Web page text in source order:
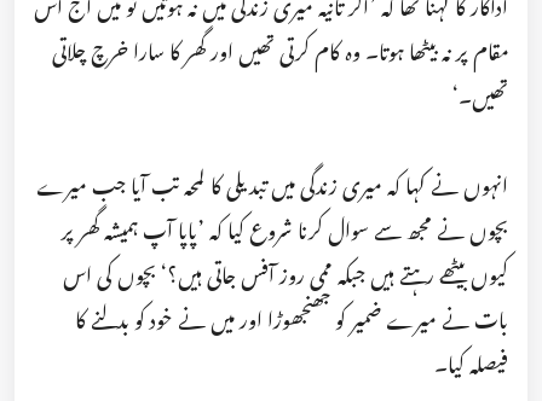
مقام پر نہ بیٹھا ہوتا۔ وہ کام کرتی تھیں اور گھر کا سارا خرچ چلاتی
تھیں۔‘
انہوں نے کہا کہ میری زندگی میں تبدیلی کا لمحہ تب آیا جب میرے
بچوں نے مجھ سے سوال کرنا شروع کیا کہ ’پاپا آپ ہمیشہ گھر پر
کیوں بیٹھے رہتے ہیں جبکہ ممی روز آفس جاتی ہیں؟‘ بچوں کی اس
بات نے میرے ضمیر کو جھنجھوڑا اور میں نے خود کو بدلنے کا
فیصلہ کیا۔